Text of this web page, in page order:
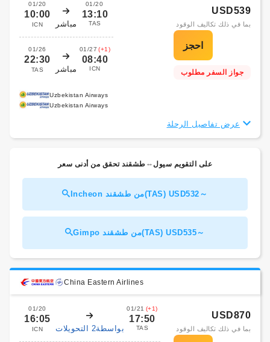
01/20
10:00
ICN مباشر
01/20
13:10
TAS
01/26
22:30
TAS مباشر
01/27 (+1)
08:40
ICN
USD539
بما في ذلك تكاليف الوقود
جواز السفر مطلوب
Uzbekistan Airways
Uzbekistan Airways
عرض تفاصيل الرحلة
على التقويم سيول⇔طشقند تحقق من أدنى سعر
Incheon من طشقند(TAS) USD532～
Gimpo من طشقند(TAS) USD535～
China Eastern Airlines
01/20
16:05
ICN بواسطة2 التحويلات
01/21 (+1)
17:50
TAS
USD870
بما في ذلك تكاليف الوقود